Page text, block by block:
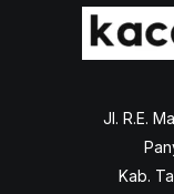
Jl. R.E.
Kab.